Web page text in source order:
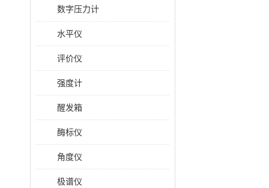
数字压力计
水平仪
评价仪
强度计
醒发箱
酶标仪
角度仪
极谱仪